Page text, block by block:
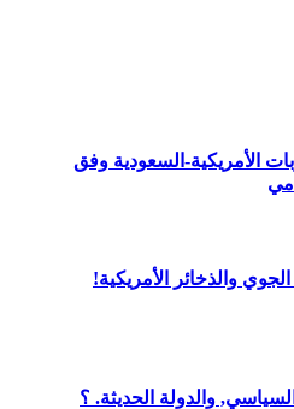
الأمريكية-السعودية وفق
والذخائر الأمريكية!
والدولة الحديثة. ؟